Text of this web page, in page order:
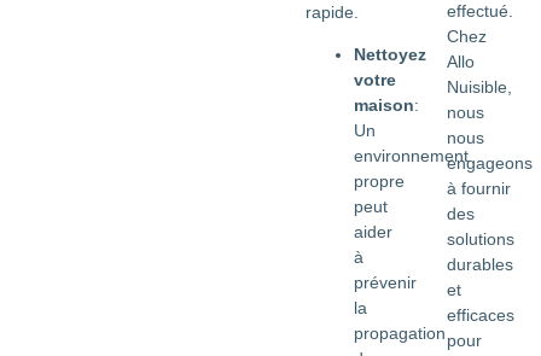
rapide.
Nettoyez
votre
maison:
Un
environnement
propre
peut
aider
à
prévenir
la
propagation
effectué.
Chez
Allo
Nuisible,
nous
nous
engageons
à fournir
des
solutions
durables
et
efficaces
pour